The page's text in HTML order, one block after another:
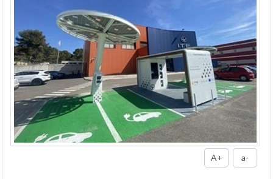
A+ a-